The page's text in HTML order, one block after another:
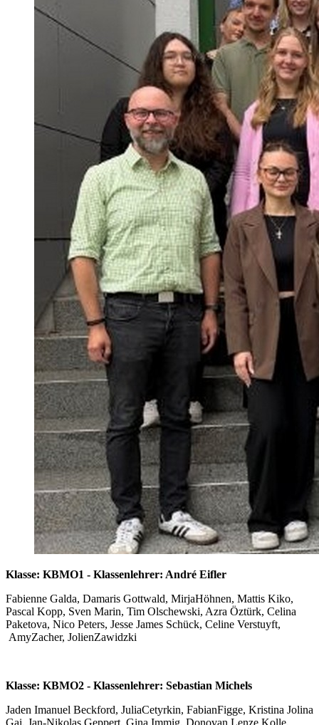
Klasse: KBMO1 - Klassenlehrer: André Eifler
Fabienne Galda, Damaris Gottwald, MirjaHöhnen, Mattis Kiko,
Pascal Kopp, Sven Marin, Tim Olschewski, Azra Öztürk, Celina
Paketova, Nico Peters, Jesse James Schück, Celine Verstuyft,
AmyZacher, JolienZawidzki
Klasse: KBMO2 - Klassenlehrer: Sebastian Michels
Jaden Imanuel Beckford, JuliaCetyrkin, FabianFigge, Kristina Jolina
Gai, Jan-Nikolas Geppert, Gina Immig, Donovan Lenze Kolle,